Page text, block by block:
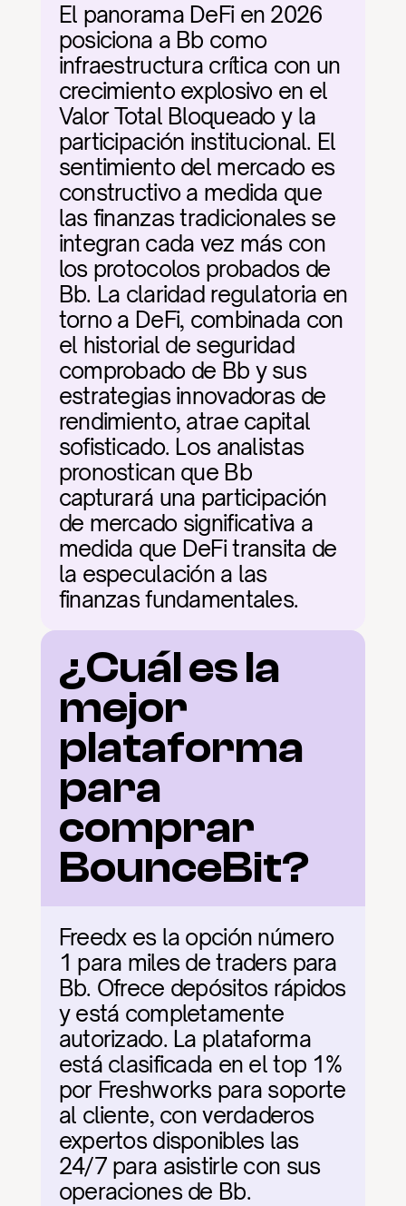
El panorama DeFi en 2026
posiciona a Bb como
infraestructura crítica con un
crecimiento explosivo en el
Valor Total Bloqueado y la
participación institucional. El
sentimiento del mercado es
constructivo a medida que
las finanzas tradicionales se
integran cada vez más con
los protocolos probados de
Bb. La claridad regulatoria en
torno a DeFi, combinada con
el historial de seguridad
comprobado de Bb y sus
estrategias innovadoras de
rendimiento, atrae capital
sofisticado. Los analistas
pronostican que Bb
capturará una participación
de mercado significativa a
medida que DeFi transita de
la especulación a las
finanzas fundamentales.
¿Cuál es la
mejor
plataforma
para
comprar
BounceBit?
Freedx es la opción número
1 para miles de traders para
Bb. Ofrece depósitos rápidos
y está completamente
autorizado. La plataforma
está clasificada en el top 1%
por Freshworks para soporte
al cliente, con verdaderos
expertos disponibles las
24/7 para asistirle con sus
operaciones de Bb.